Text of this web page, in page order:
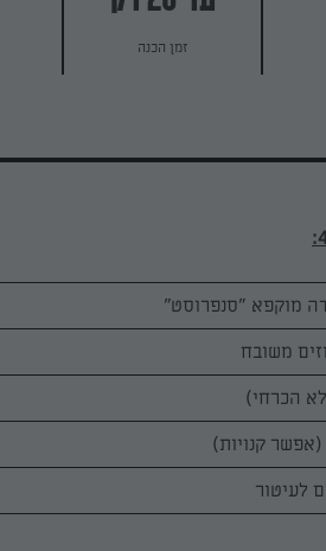
זמן הכנה
לעיטור